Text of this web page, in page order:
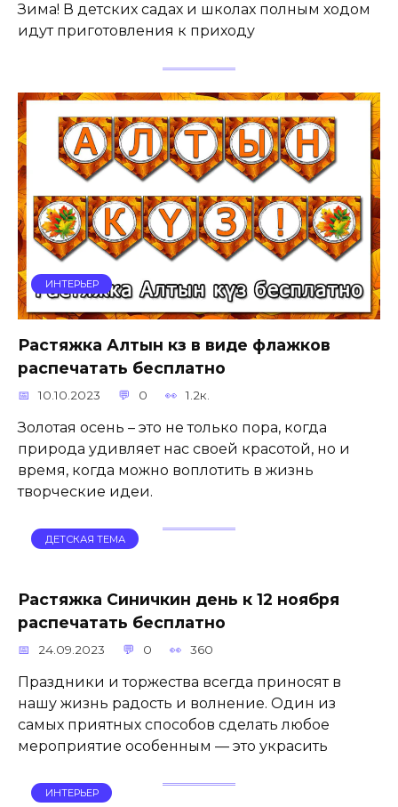
Зима! В детских садах и школах полным ходом
идут приготовления к приходу
ИНТЕРЬЕР
Растяжка Алтын күз в виде флажков
распечатать бесплатно
10.10.2023 0 1.2к.
Золотая осень – это не только пора, когда
природа удивляет нас своей красотой, но и
время, когда можно воплотить в жизнь
творческие идеи.
ДЕТСКАЯ ТЕМА
Растяжка Синичкин день к 12 ноября
распечатать бесплатно
24.09.2023 0 360
Праздники и торжества всегда приносят в
нашу жизнь радость и волнение. Один из
самых приятных способов сделать любое
мероприятие особенным — это украсить
ИНТЕРЬЕР